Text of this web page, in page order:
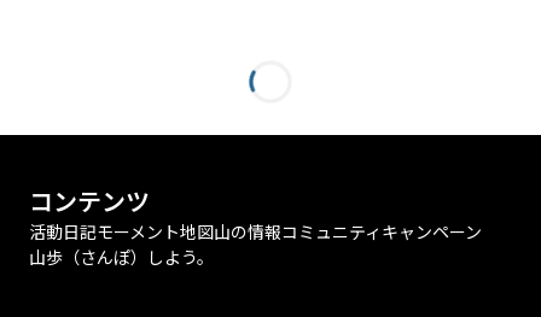
コンテンツ
活動日記モーメント地図山の情報コミュニティ キャンペーン
山歩（さんぽ）しよう。